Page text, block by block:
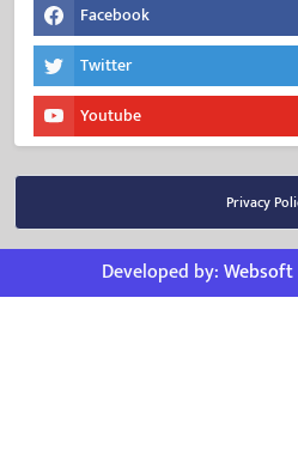
Facebook
Twitter
Youtube
Privacy
Developed by:Websoft